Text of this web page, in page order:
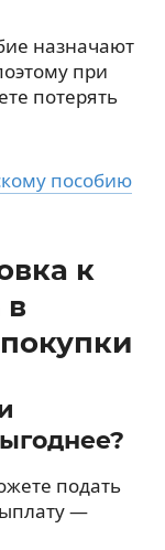
назначают
при
потерять
пособию
к
подать
—